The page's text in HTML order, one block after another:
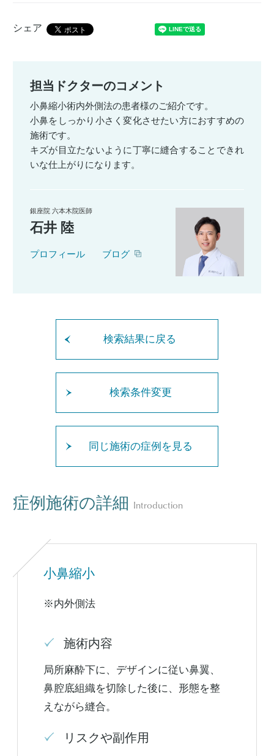
シェア
担当ドクターのコメント
小鼻縮小術内外側法の患者様のご紹介です。
小鼻をしっかり小さく変化させたい方におすすめの
施術です。
キズが目立たないように丁寧に縫合することできれ
いな仕上がりになります。
銀座院 六本木院医師
石井 陸
プロフィール ブログ
検索結果に戻る
検索条件変更
同じ施術の症例を見る
症例施術の詳細 Introduction
小鼻縮小
※内外側法
施術内容
局所麻酔下に、デザインに従い鼻翼、
鼻腔底組織を切除した後に、形態を整
えながら縫合。
リスクや副作用